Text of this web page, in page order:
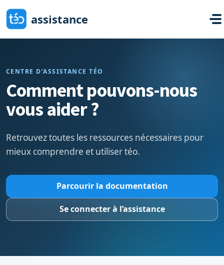
assistance
CENTRE D’ASSISTANCE TÉO
Comment pouvons-nous
vous aider ?
Retrouvez toutes les ressources nécessaires pour
mieux comprendre et utiliser téo.
Parcourir la documentation
Se connecter à l’assistance